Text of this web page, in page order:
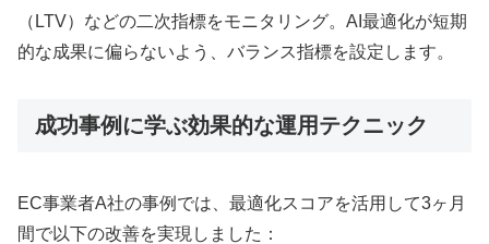
（LTV）などの二次指標をモニタリング。AI最適化が短期
的な成果に偏らないよう、バランス指標を設定します。
成功事例に学ぶ効果的な運用テクニック
EC事業者A社の事例では、最適化スコアを活用して3ヶ月
間で以下の改善を実現しました：